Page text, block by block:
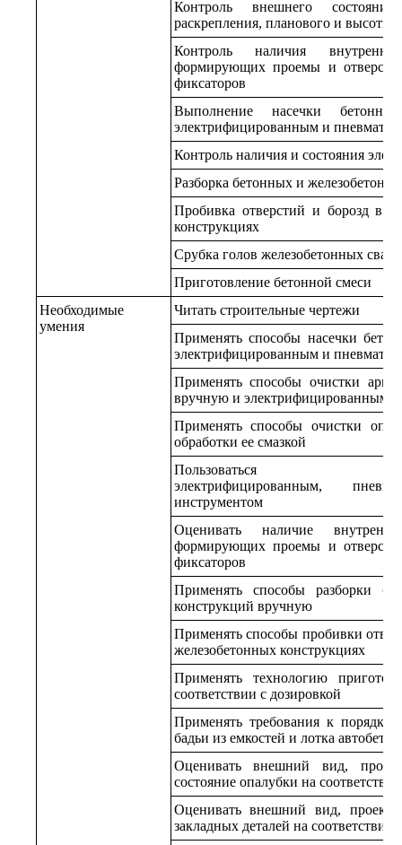
Контроль внешнего
раскрепления, планового и
Контроль наличия
формирующих проемы и
фиксаторов
Выполнение насечки
электрифицированным и
Контроль наличия и состояния
Разборка бетонных и
Пробивка отверстий и борозд в
конструкциях
Срубка голов железобетонных свай
Приготовление бетонной смеси
Необходимые
умения
Читать строительные чертежи
Применять способы насечки
электрифицированным и
Применять способы очистки
вручную и электрифицированным
Применять способы очистки
обработки ее смазкой
Пользоваться
электрифицированным,
инструментом
Оценивать наличие
формирующих проемы и
фиксаторов
Применять способы разборки
конструкций вручную
Применять способы пробивки
железобетонных конструкциях
Применять технологию
соответствии с дозировкой
Применять требования к порядку
бадьи из емкостей и лотка
Оценивать внешний вид,
состояние опалубки на
Оценивать внешний вид,
закладных деталей на соответствие